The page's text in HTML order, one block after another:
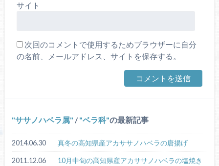
サイト
次回のコメントで使用するためブラウザーに自分
の名前、メールアドレス、サイトを保存する。
ササノハベラ属 / ベラ科 の最新記事
2014.06.30 真冬の高知県産アカササノハベラの唐揚げ
2011.12.06 10月中旬の高知県産アカササノハベラの塩焼き